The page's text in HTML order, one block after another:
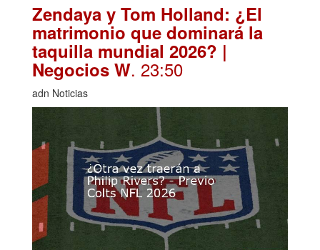
Zendaya y Tom Holland: ¿El
matrimonio que dominará la
taquilla mundial 2026? |
Negocios W. 23:50
adn Noticias